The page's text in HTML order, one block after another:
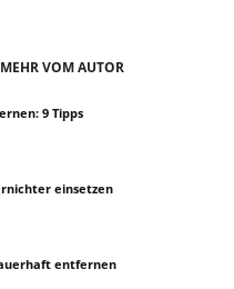
MEHR VOM AUTOR
9 Tipps
einsetzen
entfernen